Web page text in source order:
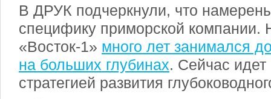
В ДРУК подчеркнули, что
специфику приморской компании.
«Восток-1» много лет занимался
на больших глубинах. Сейчас
стратегией развития